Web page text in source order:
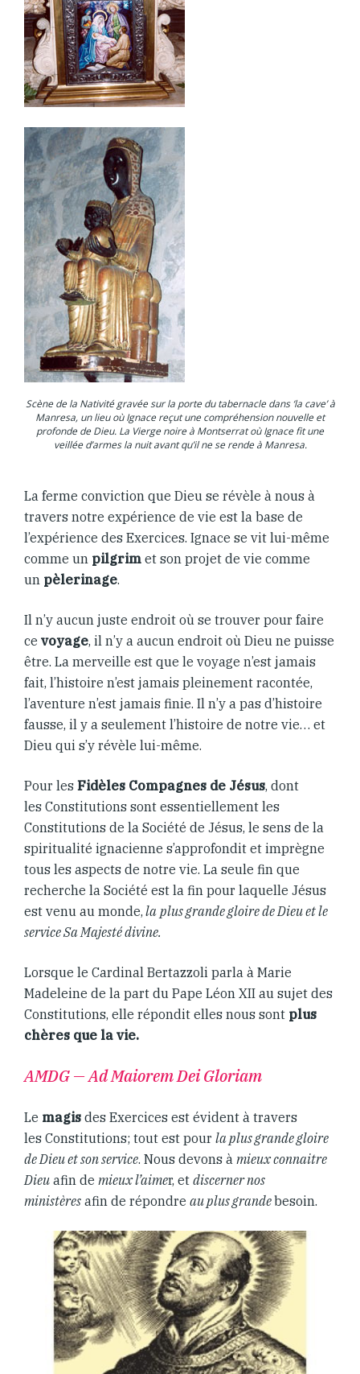
Scène de la Nativité gravée sur la porte du tabernacle dans ‘la cave’ à
Manresa, un lieu où Ignace reçut une compréhension nouvelle et
profonde de Dieu. La Vierge noire à Montserrat où Ignace fit une
veillée d’armes la nuit avant qu’il ne se rende à Manresa.
La ferme conviction que Dieu se révèle à nous à
travers notre expérience de vie est la base de
l’expérience des Exercices. Ignace se vit lui-même
comme un pilgrim et son projet de vie comme
un pèlerinage.
Il n’y aucun juste endroit où se trouver pour faire
ce voyage, il n’y a aucun endroit où Dieu ne puisse
être. La merveille est que le voyage n’est jamais
fait, l’histoire n’est jamais pleinement racontée,
l’aventure n’est jamais finie. Il n’y a pas d’histoire
fausse, il y a seulement l’histoire de notre vie… et
Dieu qui s’y révèle lui-même.
Pour les Fidèles Compagnes de Jésus, dont
les Constitutions sont essentiellement les
Constitutions de la Société de Jésus, le sens de la
spiritualité ignacienne s’approfondit et imprègne
tous les aspects de notre vie. La seule fin que
recherche la Société est la fin pour laquelle Jésus
est venu au monde, la plus grande gloire de Dieu et le
service Sa Majesté divine.
Lorsque le Cardinal Bertazzoli parla à Marie
Madeleine de la part du Pape Léon XII au sujet des
Constitutions, elle répondit elles nous sont plus
chères que la vie.
AMDG — Ad Maiorem Dei Gloriam
Le magis des Exercices est évident à travers
les Constitutions; tout est pour la plus grande gloire
de Dieu et son service. Nous devons à mieux connaitre
Dieu afin de mieux l’aimer, et discerner nos
ministères afin de répondre au plus grandebesoin.